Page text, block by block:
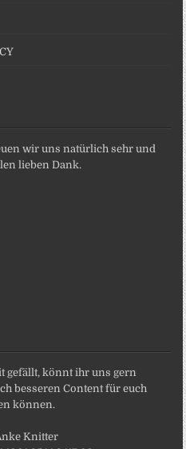
wir uns natürlich sehr und
lieben Dank.
gefällt, könnt ihr uns gern
besseren Content für euch
können.
Knitter